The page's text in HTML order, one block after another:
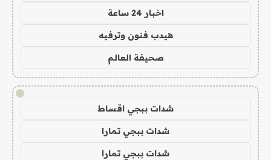
اخبار 24 ساعة
هيدب فنون وترفيه
صحيفة العالم
!
شدات ببجي اقساط
شدات ببجي تمارا
شدات ببجي تمارا